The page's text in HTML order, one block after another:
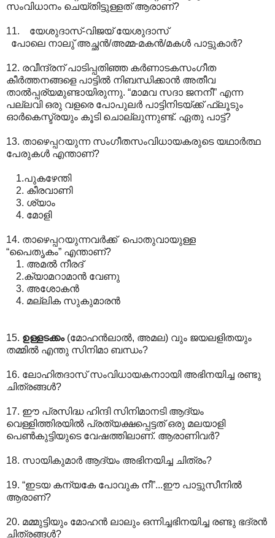
സംവിധാനം ചെയ്തിട്ടുള്ളത് ആരാണ്?
11. യേശുദാസ്-വിജയ് യേശുദാസ്
പോലെ നാലു് അച്ഛന്‍/അമ്മ-മകന്‍/മകള്‍ പാട്ടുകാര്‍?
12. രവീന്ദ്രന് പാടിപ്പതിഞ്ഞ കര്‍ണാടകസംഗീത
കീര്‍ത്തനങ്ങളെ പാട്ടില്‍ നിബന്ധിക്കാന്‍ അതീവ
താല്‍പ്പര്യമുണ്ടായിരുന്നു. “മാമവ സദാ ജനനീ” എന്ന
പല്ലവി ഒരു വളരെ പോപുലര്‍ പാട്ടിനിടയ്ക്ക് ഫ്ലൂടും
ഓര്‍കെസ്ട്രയും കൂടി ചൊല്ലുന്നുണ്ട്. ഏതു പാട്ട്?
13. താഴെപ്പറയുന്ന സംഗീതസംവിധായകരുടെ യഥാര്‍ത്ഥ
പേരുകള്‍ എന്താണ്?
1.പുകഴേന്തി
2. കീരവാണി
3. ശ്യാം
4. മോളി
14. താഴെപ്പറയുന്നവര്‍ക്ക് ‍ പൊതുവായുള്ള
“പൈതൃകം” എന്താണ്?
1. അമല്‍ നീരദ്
2.ക്യാമറാമാന്‍ വേണു
3. അശോകന്‍
4. മല്ലിക സുകുമാരന്‍
15. ഉള്ളടക്കം(മോഹന്‍ലാല്‍, അമല) വും ജയലളിതയും
തമ്മില്‍ എന്തു സിനിമാ ബന്ധം?
16. ലോഹിതദാസ് സംവിധായകനാ‍ായി അഭിനയിച്ച രണ്ടു
ചിത്രങ്ങള്‍?
17. ഈ പ്രസിദ്ധ ഹിന്ദി സിനിമാനടി ആദ്യം
വെള്ളിത്തിരയില്‍ പ്രത്യക്ഷപ്പെട്ടത് ഒരു മലയാളി
പെണ്‍കുട്ടിയുടെ വേഷത്തിലാണ്. ആരാണിവര്‍?
18. സായികുമാര്‍ ആദ്യം അഭിനയിച്ച ചിത്രം?
19. “ഇടയ കന്യകേ പോവുക നീ”...ഈ പാട്ടുസീനില്‍
ആരാണ്?
20. മമ്മുട്ടിയും മോഹന്‍ ലാലും ഒന്നിച്ചഭിനയിച്ച രണ്ടു ഭദ്രന്‍
ചിത്രങ്ങള്‍?